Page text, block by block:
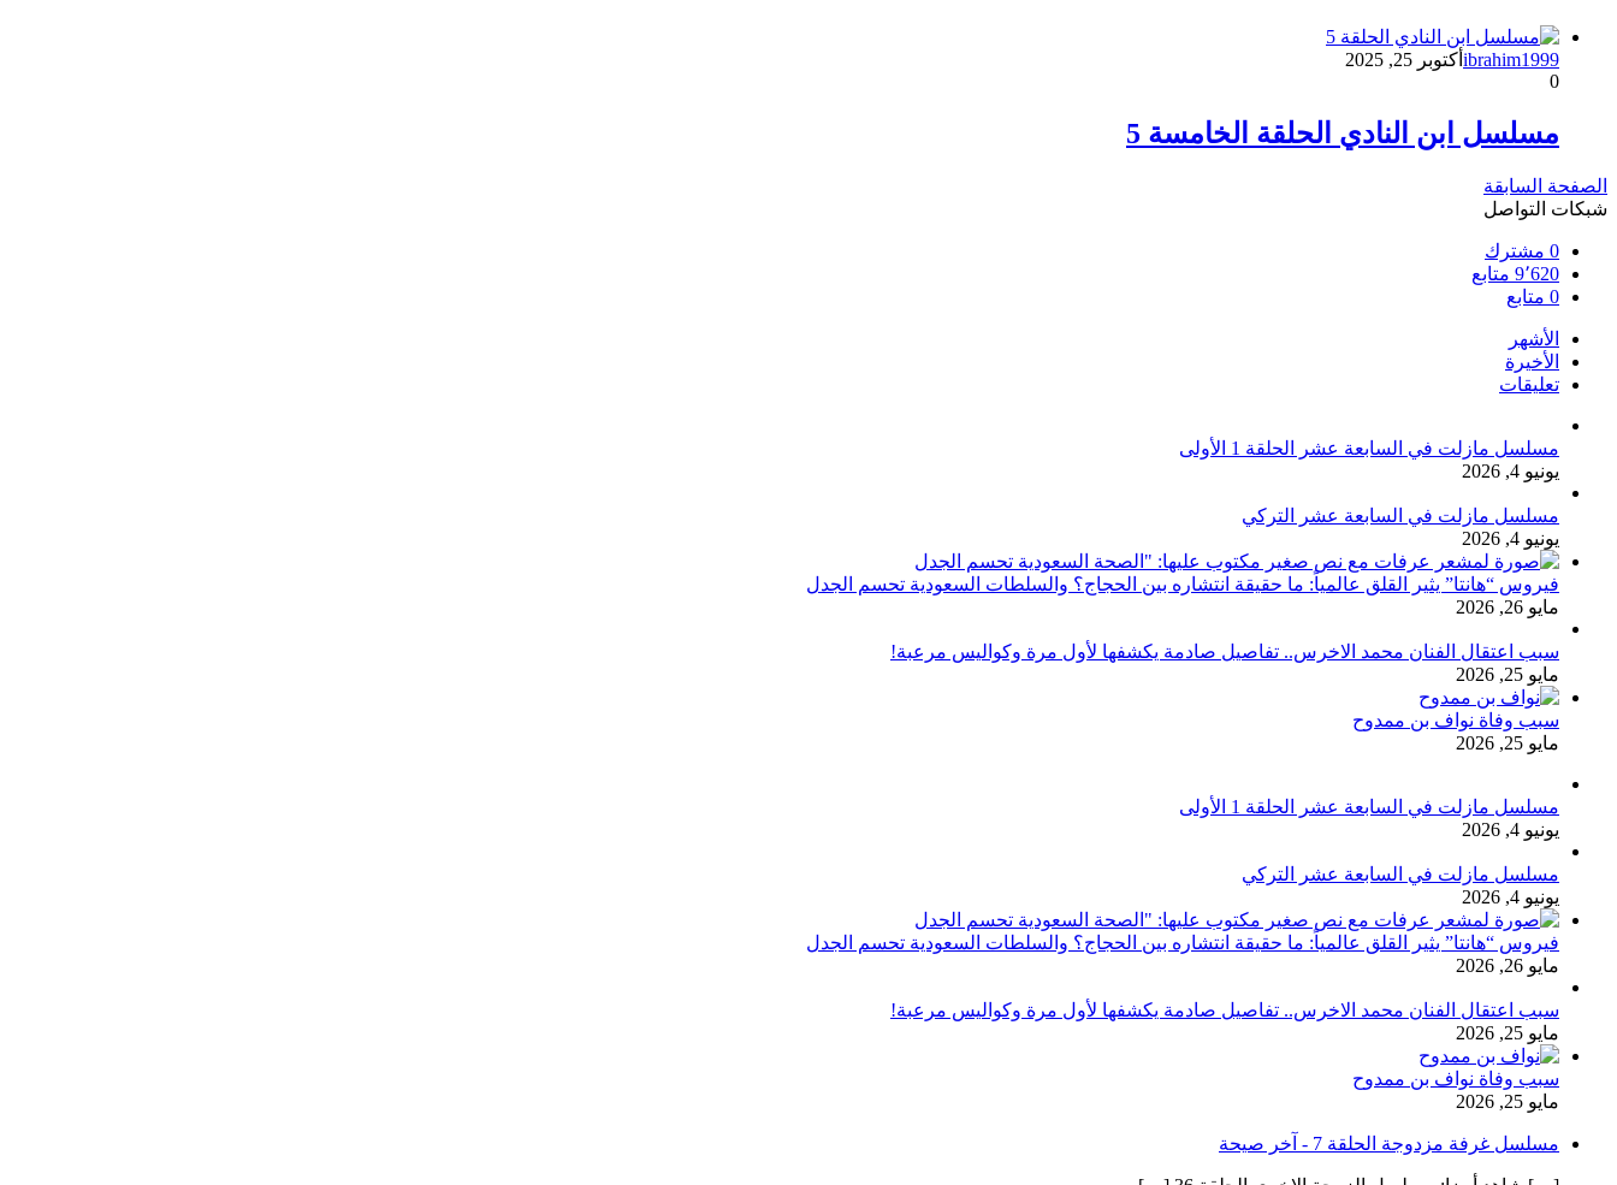
ibrahim1999 أكتوبر 25, 2025
0
مسلسل ابن النادي الحلقة الخامسة 5
الصفحة السابقة
شبكات التواصل
0 مشترك
9٬620 متابع
0 متابع
الأشهر
الأخيرة
تعليقات
مسلسل مازلت في السابعة عشر الحلقة 1 الأولى
يونيو 4, 2026
مسلسل مازلت في السابعة عشر التركي
يونيو 4, 2026
فيروس “هانتا” يثير القلق عالمياً: ما حقيقة انتشاره بين الحجاج؟ والسلطات السعودية تحسم الجدل
مايو 26, 2026
سبب اعتقال الفنان محمد الاخرس.. تفاصيل صادمة يكشفها لأول مرة وكواليس مرعبة!
مايو 25, 2026
سبب وفاة نواف بن ممدوح
مايو 25, 2026
مسلسل مازلت في السابعة عشر الحلقة 1 الأولى
يونيو 4, 2026
مسلسل مازلت في السابعة عشر التركي
يونيو 4, 2026
فيروس “هانتا” يثير القلق عالمياً: ما حقيقة انتشاره بين الحجاج؟ والسلطات السعودية تحسم الجدل
مايو 26, 2026
سبب اعتقال الفنان محمد الاخرس.. تفاصيل صادمة يكشفها لأول مرة وكواليس مرعبة!
مايو 25, 2026
سبب وفاة نواف بن ممدوح
مايو 25, 2026
مسلسل غرفة مزدوجة الحلقة 7 - آخر صيحة